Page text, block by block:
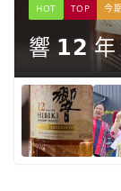
HOT TOP 今
響 𝟭𝟮 年